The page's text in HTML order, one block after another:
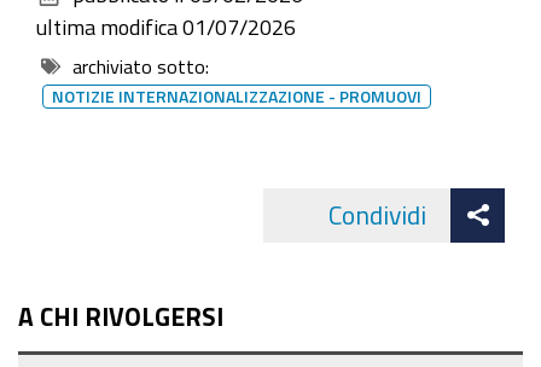
ultima modifica 01/07/2026
archiviato sotto:
NOTIZIE INTERNAZIONALIZZAZIONE - PROMUOVI
Condividi
A CHI RIVOLGERSI